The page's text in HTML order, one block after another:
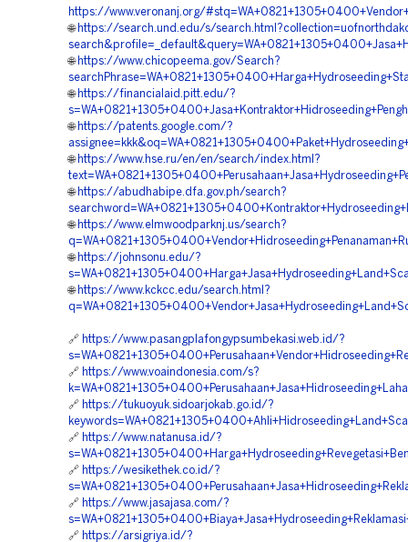
https://www.veronanj.org/
🌐 https://search.und.edu/s/
🌐 https://www.chicopeema.gov/Search?
🌐 https://financialaid.pitt.edu/?
🌐 https://patents.google.com/?
🌐 https://www.hse.ru/en/en/search/index.html?
🌐 https://abudhabipe.dfa.gov.ph/search?
🌐 https://www.elmwoodparknj.us/search?
🌐 https://johnsonu.edu/?
🌐 https://www.kckcc.edu/search.html?
🔗 https://www.pasangplafongypsumbekasi.web.id/?
🔗 https://www.voaindonesia.com/s?
🔗 https://tukuoyuk.sidoarjokab.go.id/?
🔗 https://www.natanusa.id/?
🔗 https://wesikethek.co.id/?
🔗 https://www.jasajasa.com/?
🔗 https://arsigriya.id/?